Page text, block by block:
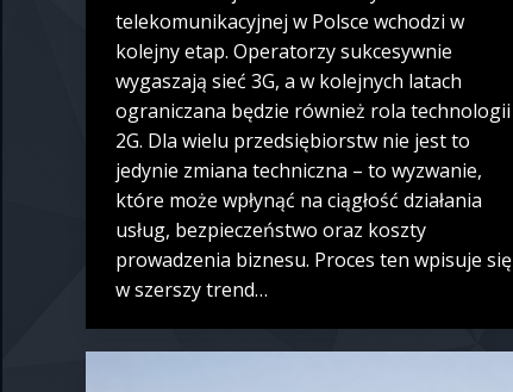
telekomunikacyjnej w Polsce wchodzi w
kolejny etap. Operatorzy sukcesywnie
wygaszają sieć 3G, a w kolejnych latach
ograniczana będzie również rola technologii
2G. Dla wielu przedsiębiorstw nie jest to
jedynie zmiana techniczna – to wyzwanie,
które może wpłynąć na ciągłość działania
usług, bezpieczeństwo oraz koszty
prowadzenia biznesu. Proces ten wpisuje się
w szerszy trend…